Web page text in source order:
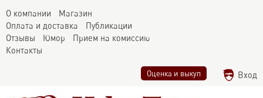
О компании
Магазин
Оплата и доставка
Публикации
Отзывы
Юмор
Прием на комиссию
Контакты
Оценка и выкуп Вход